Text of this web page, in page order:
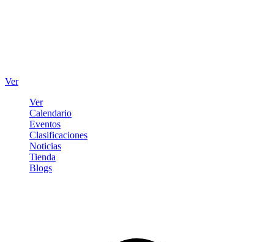
Ver
Ver
Calendario
Eventos
Clasificaciones
Noticias
Tienda
Blogs